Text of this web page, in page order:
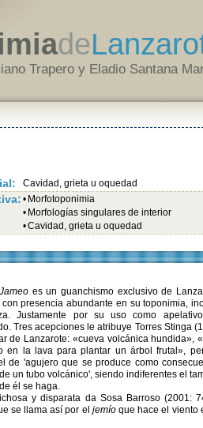
de
Trapero y Eladio Santana
Cavidad, grieta u oquedad
• Morfotoponimia
• Morfologías singulares de interior
•Cavidad, grieta u oquedad
Jameoes un guanchismo exclusivo de
presencia abundante en su toponimia,
Justamente por su uso como
Tres acepciones le atribuye Torres Stinga
de Lanzarote: «cueva volcánica hundida»,
en la lava para plantar un árbol frutal»,
de 'agujero que se produce como
un tubo volcánico', siendo indiferentes el
él se haga.
y disparata da Sosa Barroso (2001:
se llama así por el jemíoque hace el viento